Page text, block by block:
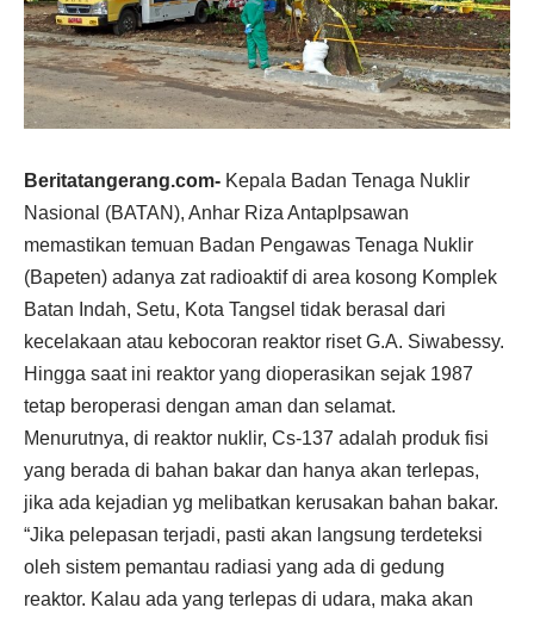
Beritatangerang.com- Kepala Badan Tenaga Nuklir
Nasional (BATAN), Anhar Riza Antaplpsawan
memastikan temuan Badan Pengawas Tenaga Nuklir
(Bapeten) adanya zat radioaktif di area kosong Komplek
Batan Indah, Setu, Kota Tangsel tidak berasal dari
kecelakaan atau kebocoran reaktor riset G.A. Siwabessy.
Hingga saat ini reaktor yang dioperasikan sejak 1987
tetap beroperasi dengan aman dan selamat.
Menurutnya, di reaktor nuklir, Cs-137 adalah produk fisi
yang berada di bahan bakar dan hanya akan terlepas,
jika ada kejadian yg melibatkan kerusakan bahan bakar.
“Jika pelepasan terjadi, pasti akan langsung terdeteksi
oleh sistem pemantau radiasi yang ada di gedung
reaktor. Kalau ada yang terlepas di udara, maka akan